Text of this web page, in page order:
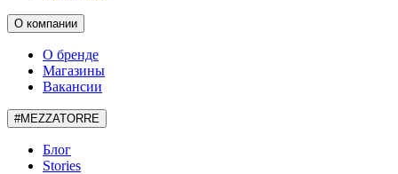
О компании
О бренде
Магазины
Вакансии
#MEZZATORRE
Блог
Stories